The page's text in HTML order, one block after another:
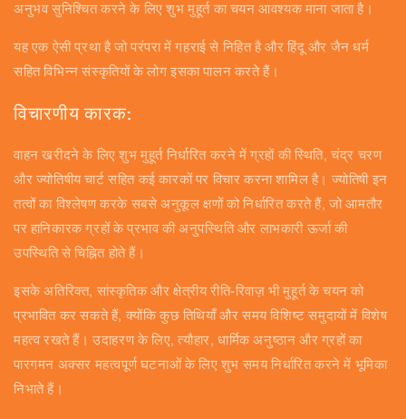
अनुभव सुनिश्चित करने के लिए शुभ मुहूर्त का चयन आवश्यक माना जाता है।
यह एक ऐसी प्रथा है जो परंपरा में गहराई से निहित है और हिंदू और जैन धर्म
सहित विभिन्न संस्कृतियों के लोग इसका पालन करते हैं।
विचारणीय कारक:
वाहन खरीदने के लिए शुभ मुहूर्त निर्धारित करने में ग्रहों की स्थिति, चंद्र चरण
और ज्योतिषीय चार्ट सहित कई कारकों पर विचार करना शामिल है। ज्योतिषी इन
तत्वों का विश्लेषण करके सबसे अनुकूल क्षणों को निर्धारित करते हैं, जो आमतौर
पर हानिकारक ग्रहों के प्रभाव की अनुपस्थिति और लाभकारी ऊर्जा की
उपस्थिति से चिह्नित होते हैं।
इसके अतिरिक्त, सांस्कृतिक और क्षेत्रीय रीति-रिवाज़ भी मुहूर्त के चयन को
प्रभावित कर सकते हैं, क्योंकि कुछ तिथियाँ और समय विशिष्ट समुदायों में विशेष
महत्व रखते हैं। उदाहरण के लिए, त्यौहार, धार्मिक अनुष्ठान और ग्रहों का
पारगमन अक्सर महत्वपूर्ण घटनाओं के लिए शुभ समय निर्धारित करने में भूमिका
निभाते हैं।